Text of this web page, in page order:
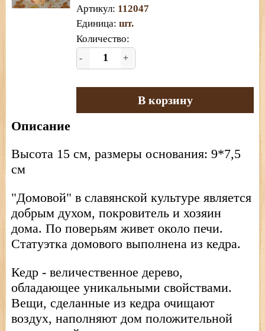
Артикул: 112047
Единица: шт.
Количество:
- +
В корзину
Описание
Высота 15 см, размеры основания: 9*7,5
см
"Домовой" в славянской культуре является
добрым духом, покровитель и хозяин
дома. По поверьям живет около печи.
Статуэтка домового выполнена из кедра.
Кедр - величественное дерево,
обладающее уникальными свойствами.
Вещи, сделанные из кедра очищают
воздух, наполняют дом положительной